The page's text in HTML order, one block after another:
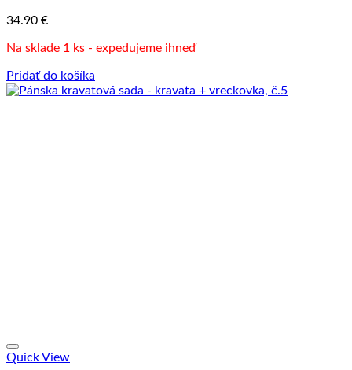
34.90 €
Na sklade 1 ks - expedujeme ihneď
Pridať do košíka
Quick View